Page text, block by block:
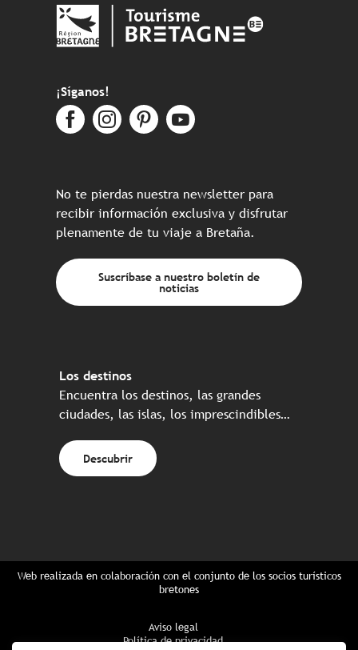
¡Síganos!
No te pierdas nuestra newsletter para
recibir información exclusiva y disfrutar
plenamente de tu viaje a Bretaña.
Suscríbase a nuestro boletín de
noticias
Los destinos
Encuentra los destinos, las grandes
ciudades, las islas, los imprescindibles…
Descubrir
Web realizada en colaboración con el conjunto de los socios turísticos
bretones
Aviso legal
Política de privacidad